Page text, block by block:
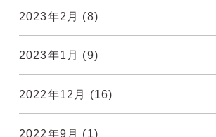
2023年2月 (8)
2023年1月 (9)
2022年12月 (16)
2022年9月 (1)